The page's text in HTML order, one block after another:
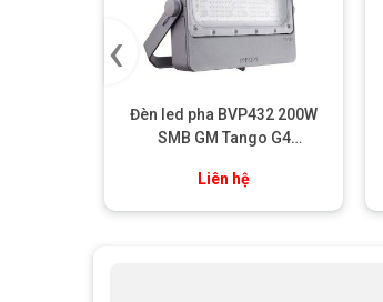
Đèn led pha BVP432 200W
SMB GM Tango G4
Liên hệ
‹